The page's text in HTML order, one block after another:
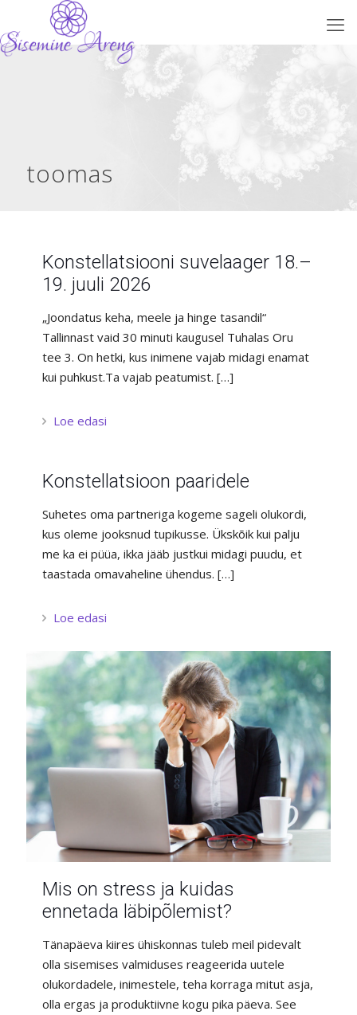
toomas
Konstellatsiooni suvelaager 18.–
19. juuli 2026
„Joondatus keha, meele ja hinge tasandil“
Tallinnast vaid 30 minuti kaugusel Tuhalas Oru
tee 3. On hetki, kus inimene vajab midagi enamat
kui puhkust.Ta vajab peatumist. […]
Loe edasi
Konstellatsioon paaridele
Suhetes oma partneriga kogeme sageli olukordi,
kus oleme jooksnud tupikusse. Ükskõik kui palju
me ka ei püüa, ikka jääb justkui midagi puudu, et
taastada omavaheline ühendus. […]
Loe edasi
Mis on stress ja kuidas
ennetada läbipõlemist?
Tänapäeva kiires ühiskonnas tuleb meil pidevalt
olla sisemises valmiduses reageerida uutele
olukordadele, inimestele, teha korraga mitut asja,
olla ergas ja produktiivne kogu pika päeva. See